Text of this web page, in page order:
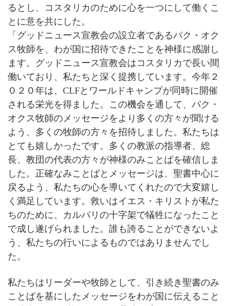
るとし、コスタリカのために心を一つにして働くこ
とに意を共にした。
「グッドニュース宣教会の設立者であるパク・オク
ス牧師を、わが国に招待できたことを神様に感謝し
ます。グッドニュース宣教会はコスタリカで長い間
働いており、私たちと深く提携しています。今年２
０２０年は、CLFとワールドキャンプが同時に開催
される栄光を得ました。この機会を通して、パク・
オクス牧師のメッセージをより多くの方々が聞ける
よう、多くの牧師の方々を招待しました。私たちは
とても嬉しかったです。多くの教派の指導者、総
長、教団の代表の方々が神様のみことばを確信しま
した。正確なみことばとメッセージは、聖書中心に
戻るよう、私たちの心を導いてくれたので大変嬉し
く満足しています。救いはイエス・キリストが私た
ちのために、カルバリの十字架で犠牲になったこと
で成し遂げられました。誰も誇ることができないよ
う、私たちの行いによるものではありませんでし
た。
私たちはリーダーや牧師として、引き続き聖書のみ
ことばを基にしたメッセージをわが国に伝えること